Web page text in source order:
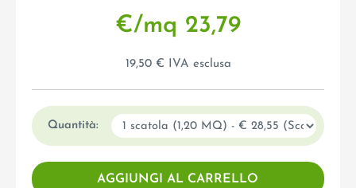
€/mq 23,79
19,50 € IVA esclusa
Quantità: